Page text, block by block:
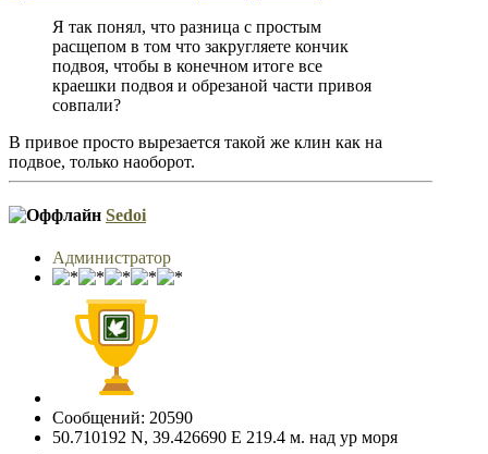
Я так понял, что разница с простым
расщепом в том что закругляете кончик
подвоя, чтобы в конечном итоге все
краешки подвоя и обрезаной части привоя
совпали?
В привое просто вырезается такой же клин как на
подвое, только наоборот.
Sedoi
Администратор
Сообщений: 20590
50.710192 N, 39.426690 E 219.4 м. над ур моря